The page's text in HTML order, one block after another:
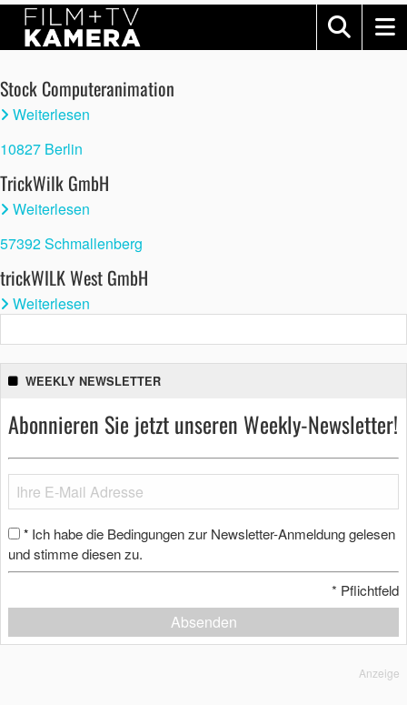
Stock Computeranimation
Weiterlesen
10827 Berlin
TrickWilk GmbH
Weiterlesen
57392 Schmallenberg
trickWILK West GmbH
Weiterlesen
WEEKLY NEWSLETTER
Abonnieren Sie jetzt unseren Weekly-Newsletter!
* Ich habe die Bedingungen zur Newsletter-Anmeldung gelesen
und stimme diesen zu.
* Pflichtfeld
Absenden
Anzeige